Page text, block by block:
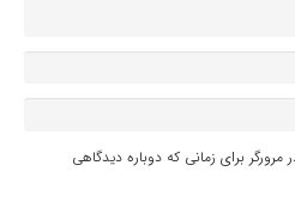
برای زمانی که دوباره دیدگاهی